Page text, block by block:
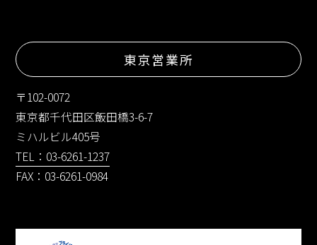
東京営業所
〒102-0072
東京都千代田区飯田橋3-6-7
ミハルビル405号
TEL：03-6261-1237
FAX：03-6261-0984